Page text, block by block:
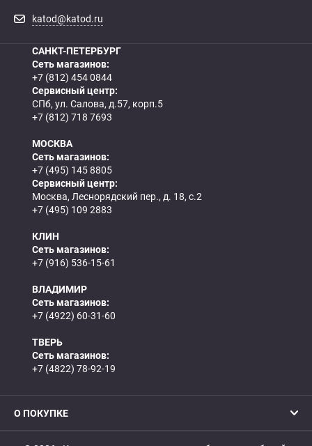
katod@katod.ru
САНКТ-ПЕТЕРБУРГ
Сеть магазинов:
+7 (812) 454 0844
Сервисный центр:
СПб, ул. Салова, д.57, корп.5
+7 (812) 718 7693
МОСКВА
Сеть магазинов:
+7 (495) 145 8805
Сервисный центр:
Москва, Леснорядский пер., д. 18, с.2
+7 (495) 109 2883
КЛИН
Сеть магазинов:
+7 (916) 536-15-61
ВЛАДИМИР
Сеть магазинов:
+7 (4922) 60-31-60
ТВЕРЬ
Сеть магазинов:
+7 (4822) 78-92-19
О ПОКУПКЕ